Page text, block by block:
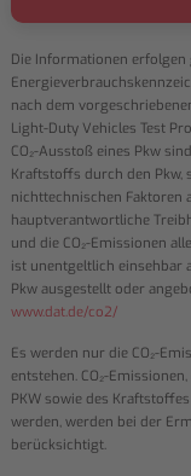
Die Informationen erfolgen
nach dem
Light-Duty Vehicles Test
CO₂-Ausstoß eines Pkw
Kraftstoffs durch den Pkw,
nichttechnischen Faktoren
hauptverantwortliche
und die CO₂-Emissionen
ist unentgeltlich einsehbar
Pkw ausgestellt oder
www.dat.de/co2/
Es werden nur die CO₂-
entstehen. CO₂-
PKW sowie des
werden, werden bei der
berücksichtigt.